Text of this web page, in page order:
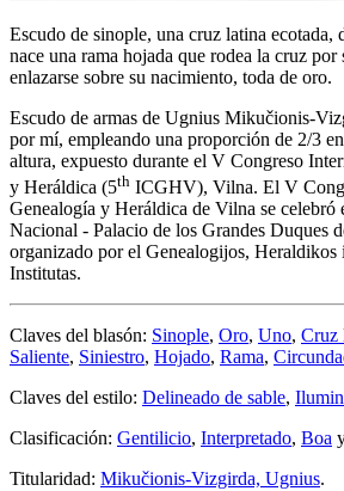
Escudo de sinople, una cruz latina ecotada,
nace una rama hojada que rodea la cruz por
enlazarse sobre su nacimiento, toda de oro.
Escudo de armas de Ugnius Mikučionis-
por mí, empleando una proporción de 2/3
altura, expuesto durante el V Congreso
y Heráldica (5th ICGHV), Vilna. El V
Genealogía y Heráldica de Vilna se celebró
Nacional - Palacio de los Grandes Duques
organizado por el Genealogijos,
Institutas.
Claves del blasón: Sinople, Oro, Uno, Cruz
Saliente, Siniestro, Hojado, Rama,
Claves del estilo: Delineado de sable,
Clasificación: Gentilicio, Interpretado, Boa
Titularidad: Mikučionis-Vizgirda, Ugnius.